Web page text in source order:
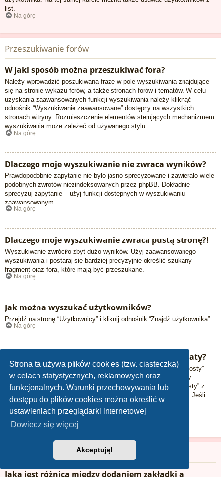
Strona ta używa plików cookies (tzw. ciasteczka)
w celach statystycznych, reklamowych oraz
funkcjonalnych. Warunki przechowywania lub
dostępu do plików cookies można określić w
ustawieniach przeglądarki internetowej.
Dowiedz się więcej
Akceptuję!
list.
Na górę
Przeszukiwanie forów
W jaki sposób można przeszukiwać fora?
Należy wprowadzić poszukiwaną frazę w pole wyszukiwania znajdujące
się na stronie wykazu forów, a także stronach forów i tematów. W celu
uzyskania zaawansowanych funkcji wyszukiwania należy kliknąć
odnośnik “Wyszukiwanie zaawansowane” dostępny na wszystkich
stronach witryny. Rozmieszczenie elementów sterujących mechanizmem
wyszukiwania może zależeć od używanego stylu.
Na górę
Dlaczego moje wyszukiwanie nie zwraca wyników?
Prawdopodobnie zapytanie nie było jasno sprecyzowane i zawierało wiele
podobnych zwrotów niezindeksowanych przez phpBB. Dokładnie
sprecyzuj zapytanie – użyj funkcji dostępnych w wyszukiwaniu
zaawansowanym.
Na górę
Dlaczego moje wyszukiwanie zwraca pustą stronę?!
Wyszukiwanie zwróciło zbyt dużo wyników. Użyj zaawansowanego
wyszukiwania i postaraj się bardziej precyzyjnie określić szukany
fragment oraz fora, które mają być przeszukane.
Na górę
Jak można wyszukać użytkowników?
Przejdź na stronę “Użytkownicy” i kliknij odnośnik “Znajdź użytkownika”.
Na górę
W jaki sposób można znaleźć swoje posty i tematy?
Swoje posty można znaleźć, klikając odnośnik “Wyświetl moje posty”
znajdujący się w panelu zarządzania kontem lub odnośnik “Posty
użytkownika” na stronie swojego profilu lub wybierając „Twoje posty” z
menu „Więcej…” znajdującego się w górnym lewym rogu witryny. Jeśli
chcesz wyszukać swoje tematy, użyj strony wyszukiwania
zaawansowanego i skorzystaj z odpowiednich funkcji.
Na górę
Obserwowanie tematów i zakładki
Jaka jest różnica między dodaniem zakładki a